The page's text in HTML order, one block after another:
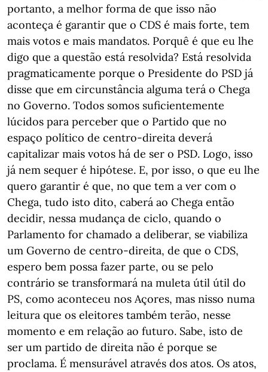
portanto, a melhor forma de que isso não
aconteça é garantir que o CDS é mais forte, tem
mais votos e mais mandatos. Porquê é que eu lhe
digo que a questão está resolvida? Está resolvida
pragmaticamente porque o Presidente do PSD já
disse que em circunstância alguma terá o Chega
no Governo. Todos somos suficientemente
lúcidos para perceber que o Partido que no
espaço político de centro-direita deverá
capitalizar mais votos há de ser o PSD. Logo, isso
já nem sequer é hipótese. E, por isso, o que eu lhe
quero garantir é que, no que tem a ver com o
Chega, tudo isto dito, caberá ao Chega então
decidir, nessa mudança de ciclo, quando o
Parlamento for chamado a deliberar, se viabiliza
um Governo de centro-direita, de que o CDS,
espero bem possa fazer parte, ou se pelo
contrário se transformará na muleta útil útil do
PS, como aconteceu nos Açores, mas nisso numa
leitura que os eleitores também terão, nesse
momento e em relação ao futuro. Sabe, isto de
ser um partido de direita não é porque se
proclama. É mensurável através dos atos. Os atos,